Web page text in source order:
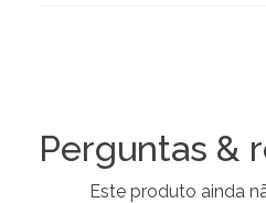
Perguntas &
Este produto ainda